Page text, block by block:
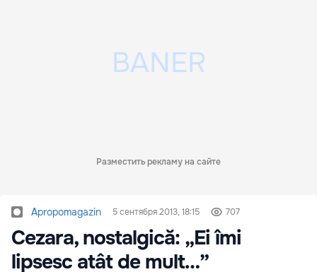
Разместить рекламу на сайте
Apropomagazin 5 сентября 2013, 18:15 707
Cezara, nostalgică: „Ei îmi
lipsesc atât de mult…”